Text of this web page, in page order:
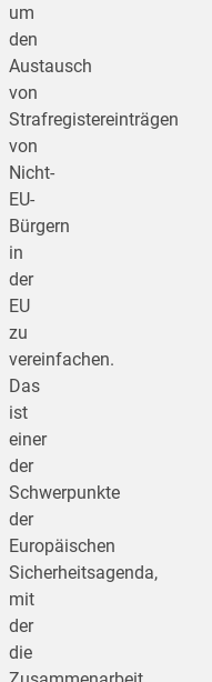
um
den
Austausch
von
Strafregistereinträgen
von
Nicht-
EU-
Bürgern
in
der
EU
zu
vereinfachen.
Das
ist
einer
der
Schwerpunkte
der
Europäischen
Sicherheitsagenda,
mit
der
die